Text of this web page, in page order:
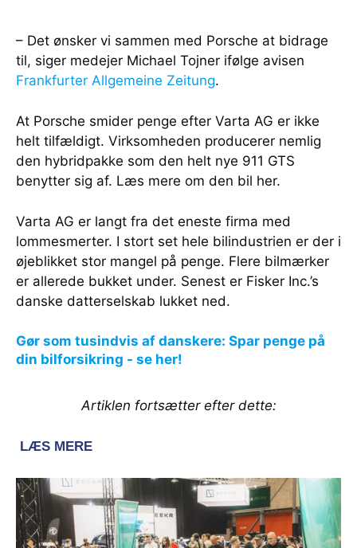
– Det ønsker vi sammen med Porsche at bidrage
til, siger medejer Michael Tojner ifølge avisen
Frankfurter Allgemeine Zeitung.
At Porsche smider penge efter Varta AG er ikke
helt tilfældigt. Virksomheden producerer nemlig
den hybridpakke som den helt nye 911 GTS
benytter sig af. Læs mere om den bil her.
Varta AG er langt fra det eneste firma med
lommesmerter. I stort set hele bilindustrien er der i
øjeblikket stor mangel på penge. Flere bilmærker
er allerede bukket under. Senest er Fisker Inc.’s
danske datterselskab lukket ned.
Gør som tusindvis af danskere: Spar penge på
din bilforsikring - se her!
Artiklen fortsætter efter dette: